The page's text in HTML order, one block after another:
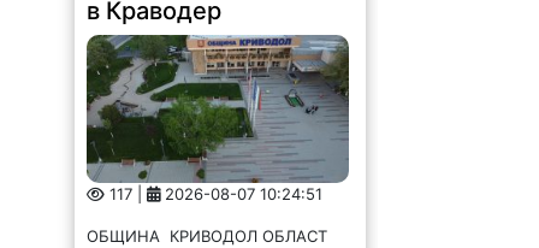
в Краводер
117 | 2026-08-07 10:24:51
ОБЩИНА КРИВОДОЛ ОБЛАСТ